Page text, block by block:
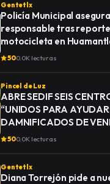
Gentetlx
Policía Municipal
responsable tras
motocicleta en
500.0K lecturas
Pincel de Luz
ABRE SEDIF SEIS
“UNIDOS PARA
DAMNIFICADOS DE
500.0K lecturas
Gentetlx
Diana Torrejón pide a